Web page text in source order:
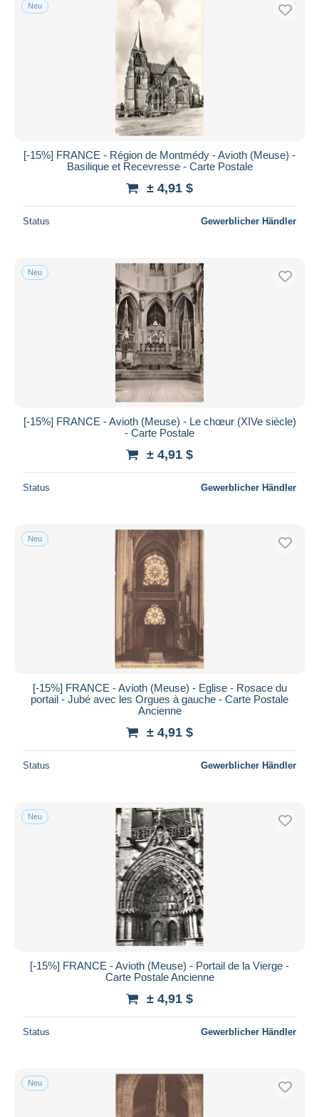
Neu
[-15%] FRANCE - Région de Montmédy - Avioth (Meuse) -
Basilique et Recevresse - Carte Postale
± 4,91 $
Status Gewerblicher Händler
Neu
[-15%] FRANCE - Avioth (Meuse) - Le chœur (XIVe siècle)
- Carte Postale
± 4,91 $
Status Gewerblicher Händler
Neu
[-15%] FRANCE - Avioth (Meuse) - Eglise - Rosace du
portail - Jubé avec les Orgues à gauche - Carte Postale
Ancienne
± 4,91 $
Status Gewerblicher Händler
Neu
[-15%] FRANCE - Avioth (Meuse) - Portail de la Vierge -
Carte Postale Ancienne
± 4,91 $
Status Gewerblicher Händler
Neu